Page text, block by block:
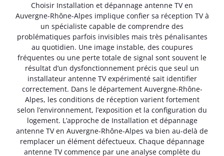
Choisir Installation et dépannage antenne TV en
Auvergne-Rhône-Alpes implique confier sa réception TV à
un spécialiste capable de comprendre des
problématiques parfois invisibles mais très pénalisantes
au quotidien. Une image instable, des coupures
fréquentes ou une perte totale de signal sont souvent le
résultat d’un dysfonctionnement précis que seul un
installateur antenne TV expérimenté sait identifier
correctement. Dans le département Auvergne-Rhône-
Alpes, les conditions de réception varient fortement
selon l’environnement, l’exposition et la configuration du
logement. L’approche de Installation et dépannage
antenne TV en Auvergne-Rhône-Alpes va bien au-delà de
remplacer un élément défectueux. Chaque dépannage
antenne TV commence par une analyse complète du